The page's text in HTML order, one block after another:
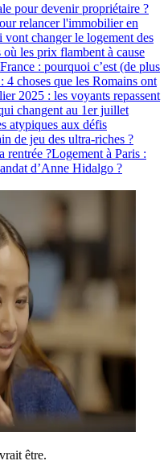
pour devenir propriétaire ?
relancer l'immobilier en
changer le logement des
les prix flambent à cause
: pourquoi c’est (de plus
choses que les Romains ont
2025 : les voyants repassent
changent au 1er juillet
atypiques aux défis
de jeu des ultra-riches ?
rentrée ?Logement à Paris :
d’Anne Hidalgo ?
être.